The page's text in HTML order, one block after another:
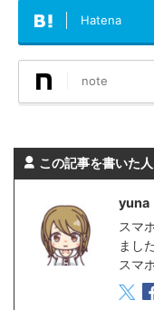
Hatena
note
この記事を書いた人
yuna
スマ
まし
スマ